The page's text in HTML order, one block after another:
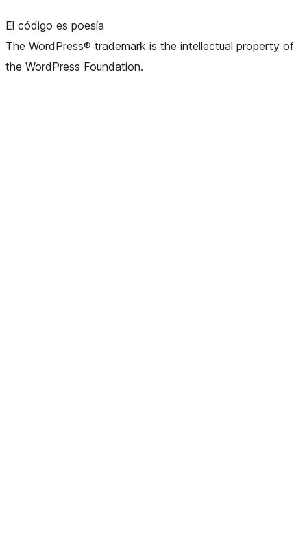
El código es poesía
The WordPress® trademark is the intellectual property of
the WordPress Foundation.